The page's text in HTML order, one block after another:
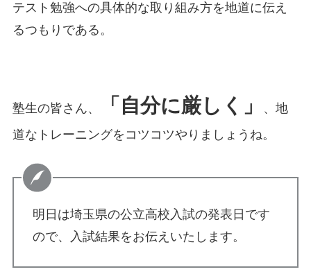
テスト勉強への具体的な取り組み方を地道に伝え
るつもりである。
塾生の皆さん、 「自分に厳しく」
、地
道なトレーニングをコツコツやりましょうね。
明日は埼玉県の公立高校入試の発表日です
ので、入試結果をお伝えいたします。